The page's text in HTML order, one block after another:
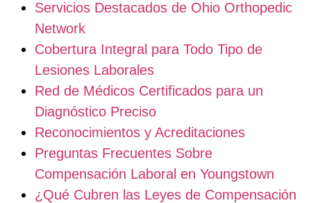
Servicios Destacados de Ohio Orthopedic
Network
Cobertura Integral para Todo Tipo de
Lesiones Laborales
Red de Médicos Certificados para un
Diagnóstico Preciso
Reconocimientos y Acreditaciones
Preguntas Frecuentes Sobre
Compensación Laboral en Youngstown
¿Qué Cubren las Leyes de Compensación